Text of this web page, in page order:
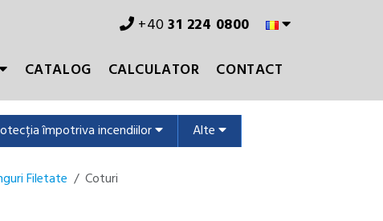
+4031 224 0800
CATALOG CALCULATOR CONTACT
împotriva incendiilor Alte
Filetate Coturi